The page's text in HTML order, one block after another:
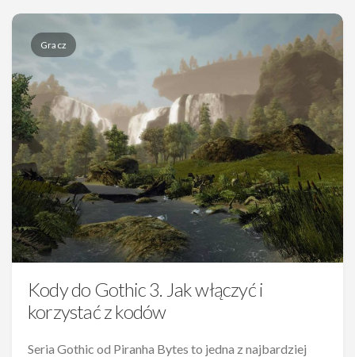
Gracz
Kody do Gothic 3. Jak włączyć i
korzystać z kodów
Seria Gothic od Piranha Bytes to jedna z najbardziej